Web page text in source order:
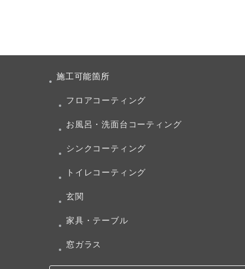
施工可能箇所
フロアコーティング
お風呂・洗面台コーティング
シンクコーティング
トイレコーティング
玄関
家具・テーブル
窓ガラス